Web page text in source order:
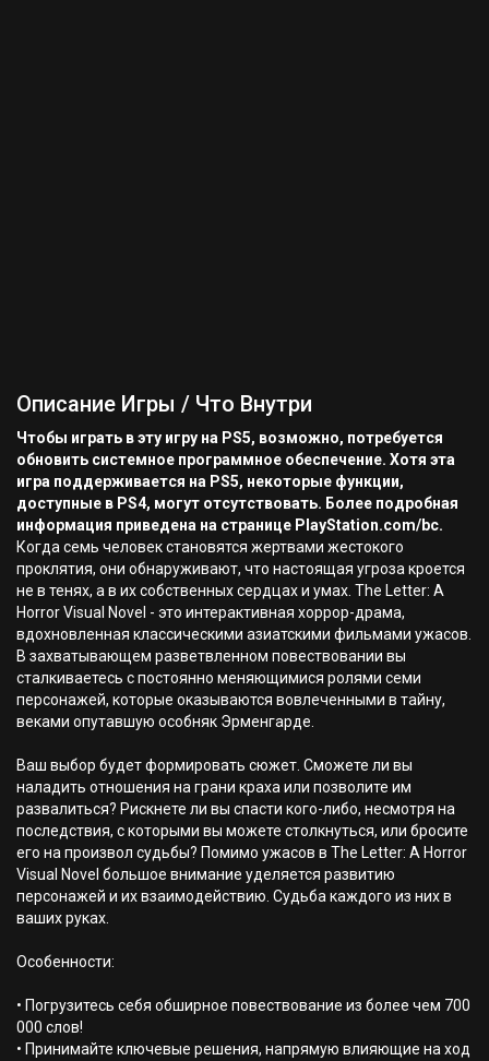
Описание Игры / Что Внутри
Чтобы играть в эту игру на PS5, возможно, потребуется
обновить системное программное обеспечение. Хотя эта
игра поддерживается на PS5, некоторые функции,
доступные в PS4, могут отсутствовать. Более подробная
информация приведена на странице PlayStation.com/bc.
Когда семь человек становятся жертвами жестокого
проклятия, они обнаруживают, что настоящая угроза кроется
не в тенях, а в их собственных сердцах и умах. The Letter: A
Horror Visual Novel - это интерактивная хоррор-драма,
вдохновленная классическими азиатскими фильмами ужасов.
В захватывающем разветвленном повествовании вы
сталкиваетесь с постоянно меняющимися ролями семи
персонажей, которые оказываются вовлеченными в тайну,
веками опутавшую особняк Эрменгарде.
Ваш выбор будет формировать сюжет. Сможете ли вы
наладить отношения на грани краха или позволите им
развалиться? Рискнете ли вы спасти кого-либо, несмотря на
последствия, с которыми вы можете столкнуться, или бросите
его на произвол судьбы? Помимо ужасов в The Letter: A Horror
Visual Novel большое внимание уделяется развитию
персонажей и их взаимодействию. Судьба каждого из них в
ваших руках.
Особенности:
• Погрузитесь себя обширное повествование из более чем 700
000 слов!
• Принимайте ключевые решения, напрямую влияющие на ход